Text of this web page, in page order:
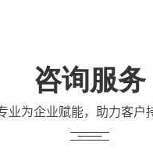
咨询服务
业为企业赋能，助力客户